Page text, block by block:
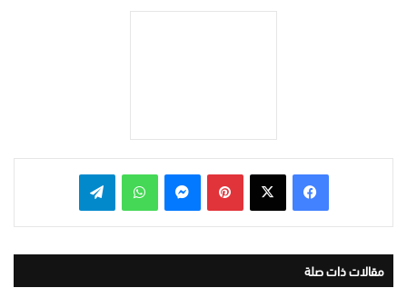
بينتيريست واتساب
مقالات ذات صلة